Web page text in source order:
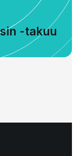
-takuu